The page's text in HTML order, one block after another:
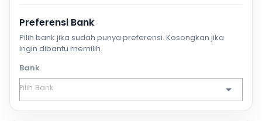
Preferensi Bank
Pilih bank jika sudah punya preferensi. Kosongkan jika
ingin dibantu memilih.
Bank